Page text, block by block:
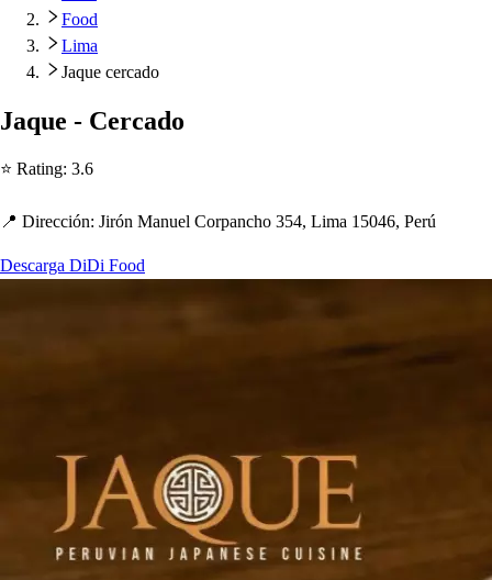
Food
Lima
Jaque cercado
Jaque - Cercado
⭐ Rating: 3.6
📍 Dirección: Jirón Manuel Corpancho 354, Lima 15046, Perú
Descarga DiDi Food